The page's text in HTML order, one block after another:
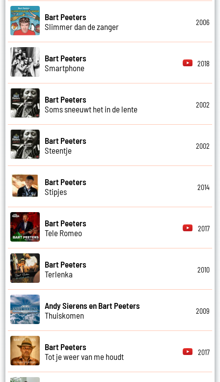
Bart Peeters
Slimmer dan de zanger
2006
Bart Peeters
Smartphone
2018
Bart Peeters
Soms sneeuwt het in de lente
2002
Bart Peeters
Steentje
2002
Bart Peeters
Stipjes
2014
Bart Peeters
Tele Romeo
2017
Bart Peeters
Terlenka
2010
Andy Sierens en Bart Peeters
Thuiskomen
2009
Bart Peeters
Tot je weer van me houdt
2017